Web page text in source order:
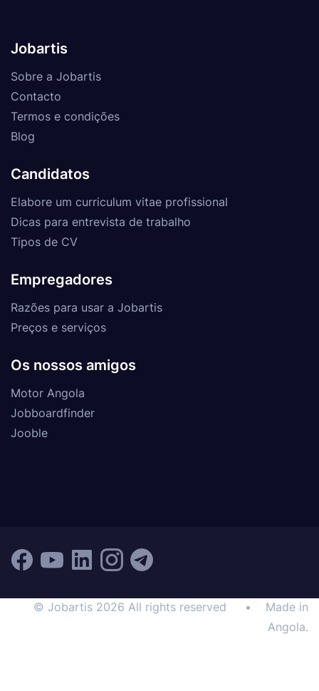
Jobartis
Sobre a Jobartis
Contacto
Termos e condições
Blog
Candidatos
Elabore um curriculum vitae profissional
Dicas para entrevista de trabalho
Tipos de CV
Empregadores
Razões para usar a Jobartis
Preços e serviços
Os nossos amigos
Motor Angola
Jobboardfinder
Jooble
© Jobartis 2026 All rights reserved •
Made in
Angola.